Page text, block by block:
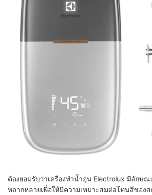
ต้องยอมรับว่าเครื่องทำน้ำอุ่น Electrolux มีลักษ
หลากหลายเพื่อให้มีความเหมาะสมต่อโทนสีของ